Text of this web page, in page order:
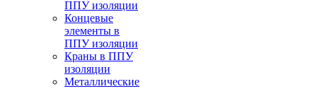
ППУ изоляции
Концевые
элементы в
ППУ изоляции
Краны в ППУ
изоляции
Металлические